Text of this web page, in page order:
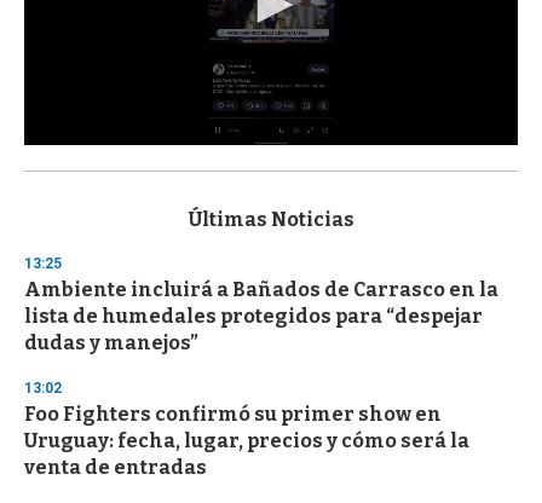
s
d
s
o
f
3
s
e
c
o
n
Últimas Noticias
13:25
Ambiente incluirá a Bañados de Carrasco en la
lista de humedales protegidos para “despejar
dudas y manejos”
13:02
Foo Fighters confirmó su primer show en
Uruguay: fecha, lugar, precios y cómo será la
venta de entradas